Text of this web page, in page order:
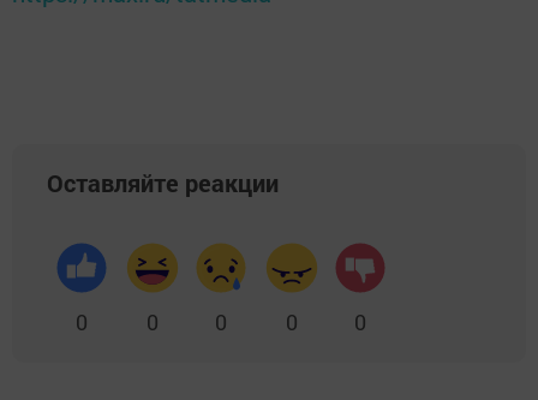
Оставляйте реакции
0 0 0 0 0